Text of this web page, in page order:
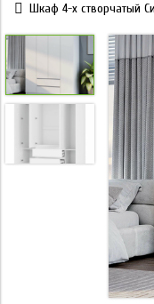
Шкaф 4-х cтвоpчaтый